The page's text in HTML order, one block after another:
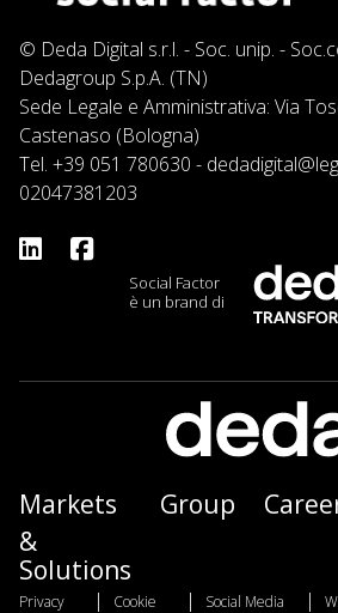
© Deda Digital s.r.l. - Soc. unip. -
Dedagroup S.p.A. (TN)
Sede Legale e Amministrativa: Via
Castenaso (Bologna)
Tel. +39 051 780630 -
02047381203
Social Factor
è un brand di
Markets
&
Solutions
Group
Privacy | Cookie | Social Media |